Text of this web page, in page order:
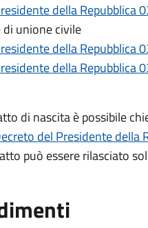
della Repubblica
unione civile
della Repubblica
della Repubblica
di nascita è possibile
del Presidente della
può essere rilasciato